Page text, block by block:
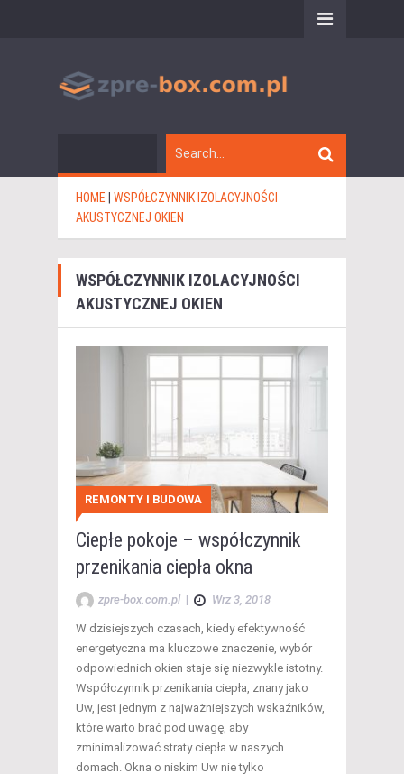
HOME
WSPÓŁCZYNNIK IZOLACYJNOŚCI
AKUSTYCZNEJ OKIEN
WSPÓŁCZYNNIK IZOLACYJNOŚCI
AKUSTYCZNEJ OKIEN
REMONTY I BUDOWA
Ciepłe pokoje – współczynnik
przenikania ciepła okna
zpre-box.com.pl | Wrz 3, 2018
W dzisiejszych czasach, kiedy efektywność
energetyczna ma kluczowe znaczenie, wybór
odpowiednich okien staje się niezwykle istotny.
Współczynnik przenikania ciepła, znany jako
Uw, jest jednym z najważniejszych wskaźników,
które warto brać pod uwagę, aby
zminimalizować straty ciepła w naszych
domach. Okna o niskim Uw nie tylko